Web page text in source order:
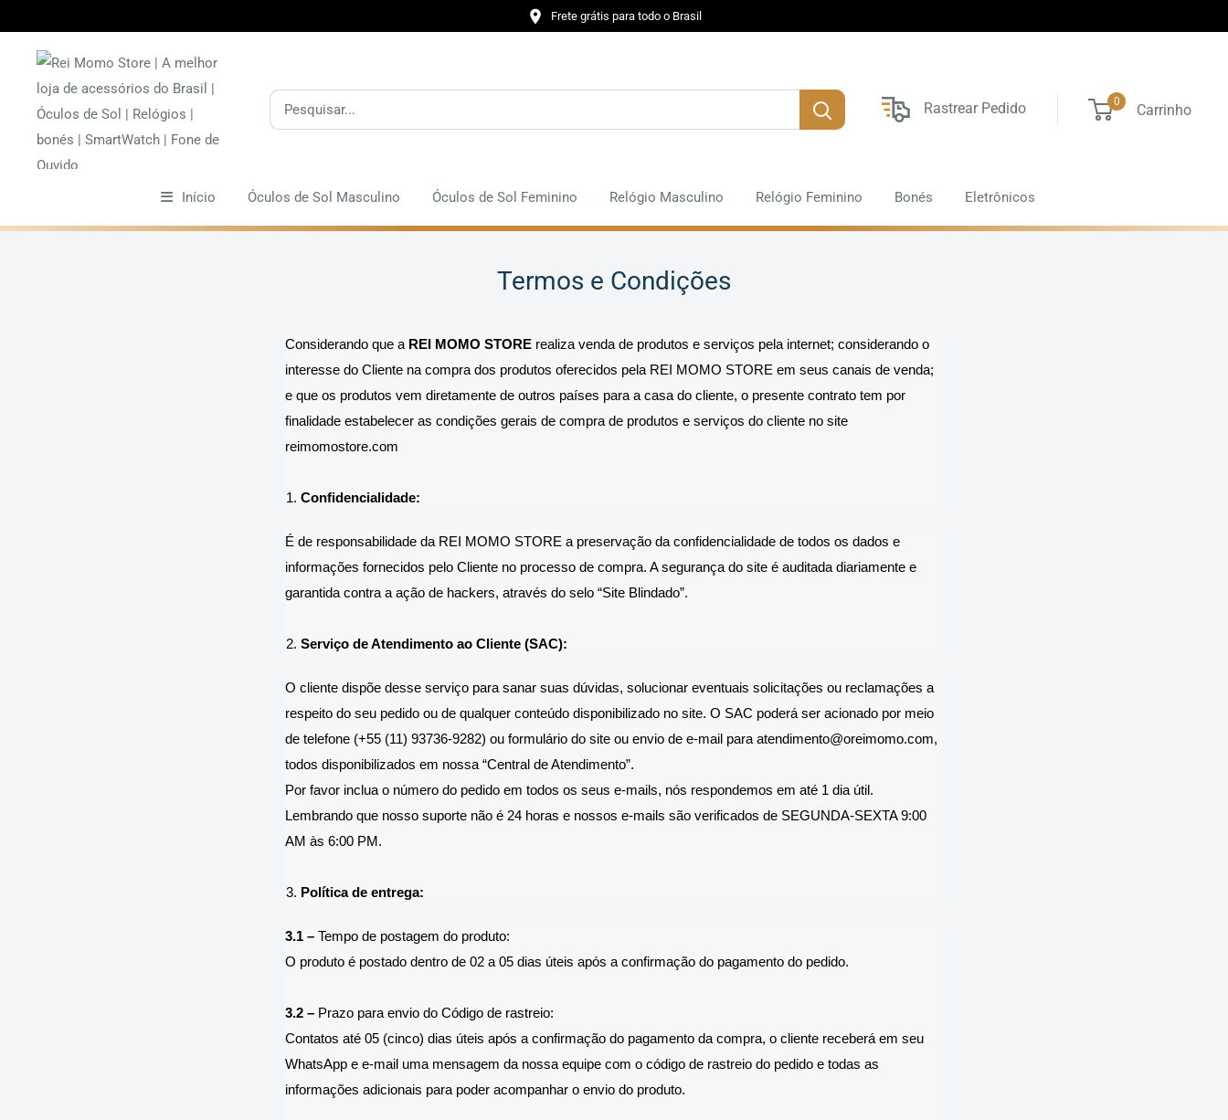
Frete grátis para todo o Brasil
Rastrear Pedido 0 Carrinho
Início Óculos de Sol Masculino Óculos de Sol Feminino Relógio Masculino Relógio Feminino Bonés Eletrônicos
Termos e Condições
Considerando que a REI MOMO STORE realiza venda de produtos e serviços pela internet; considerando o
interesse do Cliente na compra dos produtos oferecidos pela REI MOMO STORE em seus canais de venda;
e que os produtos vem diretamente de outros países para a casa do cliente, o presente contrato tem por
finalidade estabelecer as condições gerais de compra de produtos e serviços do cliente no site
reimomostore.com
Confidencialidade:
É de responsabilidade da REI MOMO STORE a preservação da confidencialidade de todos os dados e
informações fornecidos pelo Cliente no processo de compra. A segurança do site é auditada diariamente e
garantida contra a ação de hackers, através do selo “Site Blindado”.
Serviço de Atendimento ao Cliente (SAC):
O cliente dispõe desse serviço para sanar suas dúvidas, solucionar eventuais solicitações ou reclamações a
respeito do seu pedido ou de qualquer conteúdo disponibilizado no site. O SAC poderá ser acionado por meio
de telefone (+55 (11) 93736-9282) ou formulário do site ou envio de e-mail para atendimento@oreimomo.com,
todos disponibilizados em nossa “Central de Atendimento”.
Por favor inclua o número do pedido em todos os seus e-mails, nós respondemos em até 1 dia útil.
Lembrando que nosso suporte não é 24 horas e nossos e-mails são verificados de SEGUNDA-SEXTA 9:00
AM às 6:00 PM.
Política de entrega:
3.1 – Tempo de postagem do produto:
O produto é postado dentro de 02 a 05 dias úteis após a confirmação do pagamento do pedido.
3.2 – Prazo para envio do Código de rastreio:
Contatos até 05 (cinco) dias úteis após a confirmação do pagamento da compra, o cliente receberá em seu
WhatsApp e e-mail uma mensagem da nossa equipe com o código de rastreio do pedido e todas as
informações adicionais para poder acompanhar o envio do produto.